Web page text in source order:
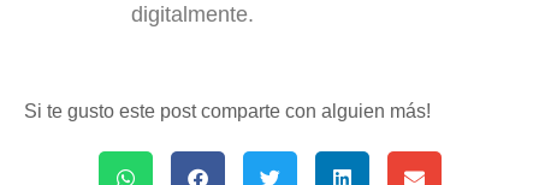
digitalmente.
Si te gusto este post comparte con alguien más!